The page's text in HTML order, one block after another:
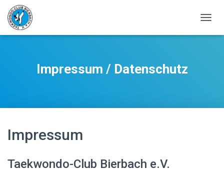
A
Impressum / Datenschutz
Impressum
Taekwondo-Club Bierbach e.V.